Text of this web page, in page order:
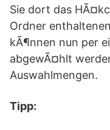
Sie dort das
Ordner
kÃ¶nnen nun per
abgewÃ¤hlt
Auswahlmengen.
Tipp: